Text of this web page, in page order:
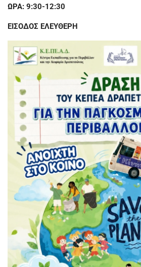
ΩΡΑ: 9:30-12:30
ΕΙΣΟΔΟΣ ΕΛΕΥΘΕΡΗ